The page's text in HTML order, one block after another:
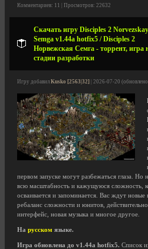
Комментариев: 11 | Просмотров: 22632
Скачать игру Disciples 2
Semga v1.44a hotfix5 / Disciples 2
Норвежская Семга - торрент, игра
стадии разработки
Игру добавил Kusko [2563|32] | 2026-07-20
первом запуске могут разбежаться глаза. Но
всю масштабность и кажущуюся сложность,
осваивается и запоминается. Вас ждут
ребаланс сложности и юнитов,
интерфейс, новая музыка и многое другое.
На русском языке.
Игра обновлена до v1.44a hotfix5. Список